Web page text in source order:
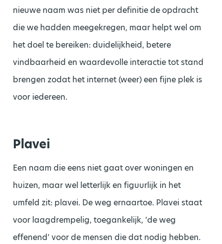
nieuwe naam was niet per definitie de opdracht
die we hadden meegekregen, maar helpt wel om
het doel te bereiken: duidelijkheid, betere
vindbaarheid en waardevolle interactie tot stand
brengen zodat het internet (weer) een fijne plek is
voor iedereen.
Plavei
Een naam die eens niet gaat over woningen en
huizen, maar wel letterlijk en figuurlijk in het
umfeld zit: plavei. De weg ernaartoe. Plavei staat
voor laagdrempelig, toegankelijk, ‘de weg
effenend’ voor de mensen die dat nodig hebben.